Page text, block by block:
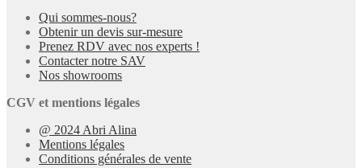
Qui sommes-nous?
Obtenir un devis sur-mesure
Prenez RDV avec nos experts !
Contacter notre SAV
Nos showrooms
CGV et mentions légales
@ 2024 Abri Alina
Mentions légales
Conditions générales de vente